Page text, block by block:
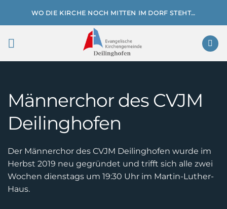
WO DIE KIRCHE NOCH MITTEN IM DORF STEHT…
Männerchor des CVJM
Deilinghofen
Der Männerchor des CVJM Deilinghofen wurde im
Herbst 2019 neu gegründet und trifft sich alle zwei
Wochen dienstags um 19:30 Uhr im Martin-Luther-
Haus.